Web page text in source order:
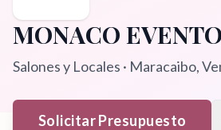
MONACO EVENTO
Salones y Locales · Maracaibo,
Solicitar Presupuesto